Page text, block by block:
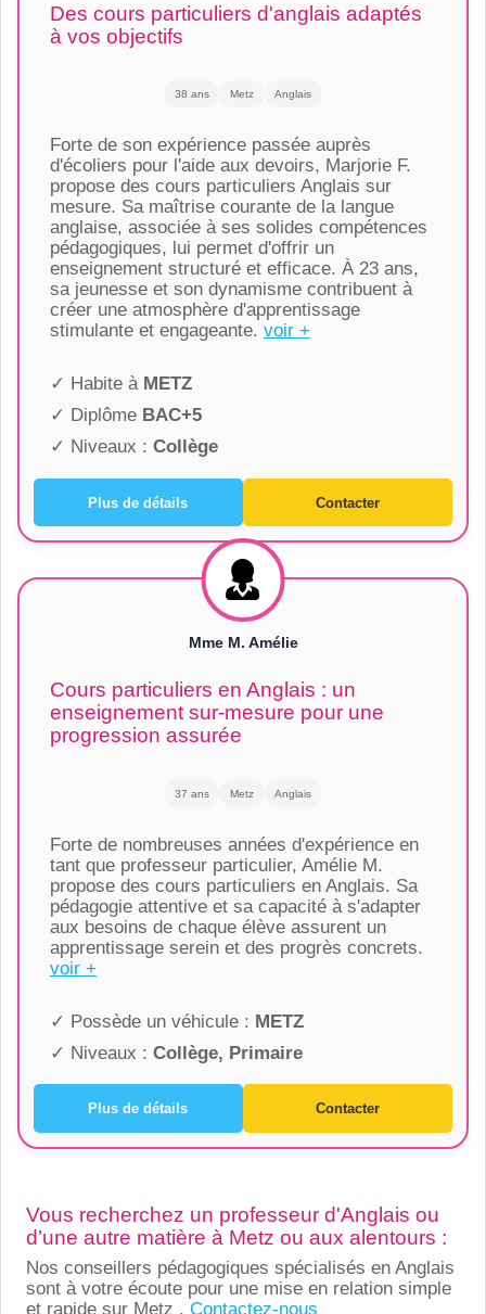
Des cours particuliers d'anglais adaptés
à vos objectifs
38 ans Metz Anglais
Forte de son expérience passée auprès
d'écoliers pour l'aide aux devoirs, Marjorie F.
propose des cours particuliers Anglais sur
mesure. Sa maîtrise courante de la langue
anglaise, associée à ses solides compétences
pédagogiques, lui permet d'offrir un
enseignement structuré et efficace. À 23 ans,
sa jeunesse et son dynamisme contribuent à
créer une atmosphère d'apprentissage
stimulante et engageante. voir +
✓ Habite à METZ
✓ Diplôme BAC+5
✓ Niveaux : Collège
Plus de détails Contacter
Mme M. Amélie
Cours particuliers en Anglais : un
enseignement sur-mesure pour une
progression assurée
37 ans Metz Anglais
Forte de nombreuses années d'expérience en
tant que professeur particulier, Amélie M.
propose des cours particuliers en Anglais. Sa
pédagogie attentive et sa capacité à s'adapter
aux besoins de chaque élève assurent un
apprentissage serein et des progrès concrets.
voir +
✓ Possède un véhicule : METZ
✓ Niveaux : Collège, Primaire
Plus de détails Contacter
Vous recherchez un professeur d'Anglais ou
d’une autre matière à Metz ou aux alentours :
Nos conseillers pédagogiques spécialisés en Anglais
sont à votre écoute pour une mise en relation simple
et rapide sur Metz , Contactez-nous